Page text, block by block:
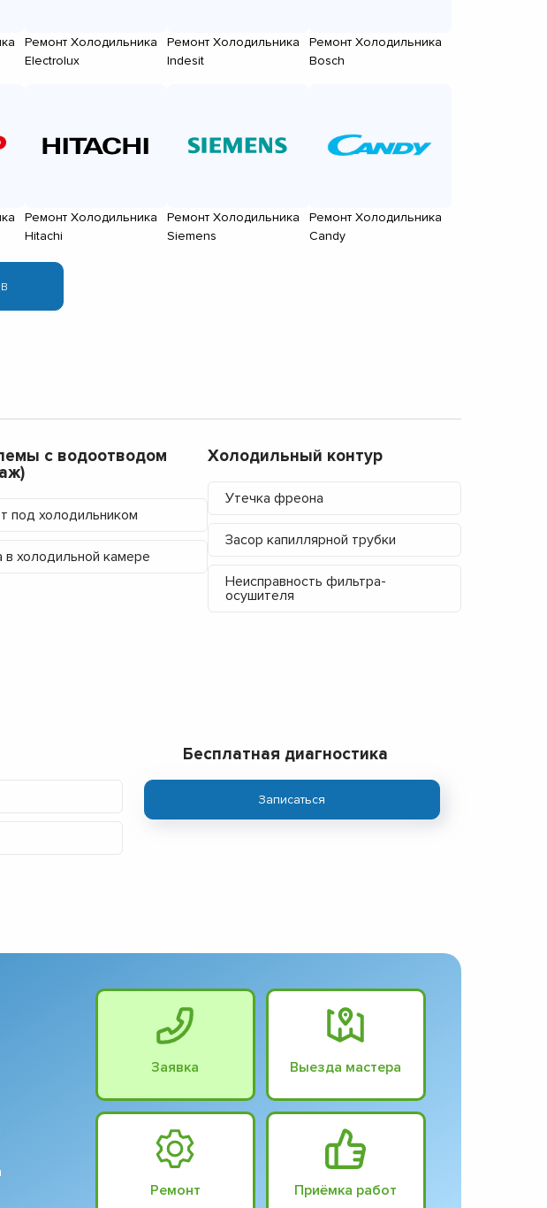
Ремонт Холодильника
Electrolux
Ремонт Холодильника
Indesit
Ремонт Холодильника
Bosch
Ремонт Холодильника
Hitachi
Ремонт Холодильника
Siemens
Ремонт Холодильника
Candy
с водоотводом
под холодильником
в холодильной камере
Холодильный контур
Утечка фреона
Засор капиллярной трубки
Неисправность фильтра-
осушителя
Бесплатная диагностика
Записаться
Заявка Выезда мастера
Ремонт Приёмка работ